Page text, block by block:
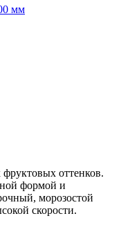
мм
оттенков.
формой и
морозостой
скорости.